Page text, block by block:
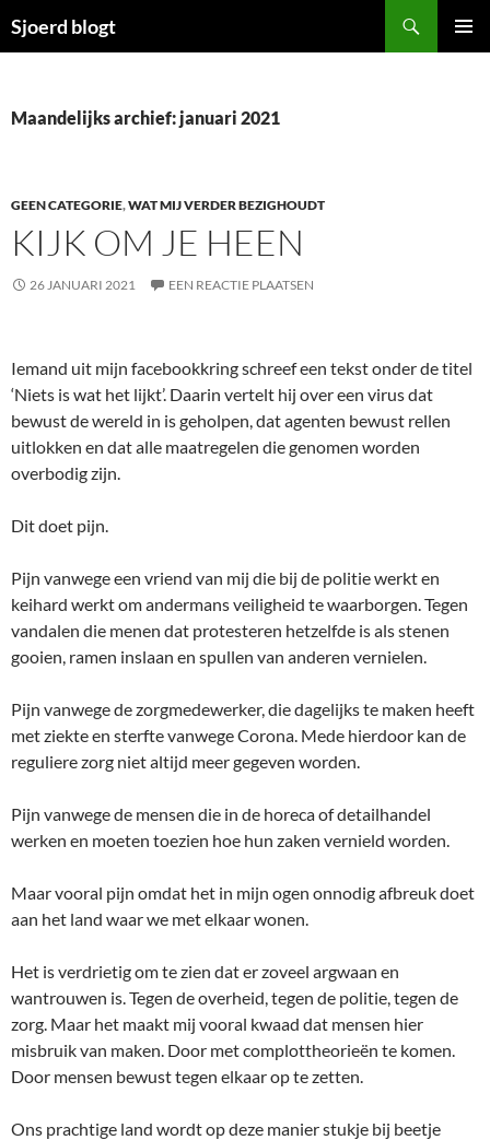
naar
Sjoerd blogt
Maandelijks archief: januari 2021
GEEN CATEGORIE,WAT MIJ VERDER BEZIGHOUDT
KIJK OM JE HEEN
26 JANUARI 2021 EEN REACTIE PLAATSEN
Iemand uit mijn facebookkring schreef een tekst onder de titel
‘Niets is wat het lijkt’. Daarin vertelt hij over een virus dat
bewust de wereld in is geholpen, dat agenten bewust rellen
uitlokken en dat alle maatregelen die genomen worden
overbodig zijn.
Dit doet pijn.
Pijn vanwege een vriend van mij die bij de politie werkt en
keihard werkt om andermans veiligheid te waarborgen. Tegen
vandalen die menen dat protesteren hetzelfde is als stenen
gooien, ramen inslaan en spullen van anderen vernielen.
Pijn vanwege de zorgmedewerker, die dagelijks te maken heeft
met ziekte en sterfte vanwege Corona. Mede hierdoor kan de
reguliere zorg niet altijd meer gegeven worden.
Pijn vanwege de mensen die in de horeca of detailhandel
werken en moeten toezien hoe hun zaken vernield worden.
Maar vooral pijn omdat het in mijn ogen onnodig afbreuk doet
aan het land waar we met elkaar wonen.
Het is verdrietig om te zien dat er zoveel argwaan en
wantrouwen is. Tegen de overheid, tegen de politie, tegen de
zorg. Maar het maakt mij vooral kwaad dat mensen hier
misbruik van maken. Door met complottheorieën te komen.
Door mensen bewust tegen elkaar op te zetten.
Ons prachtige land wordt op deze manier stukje bij beetje